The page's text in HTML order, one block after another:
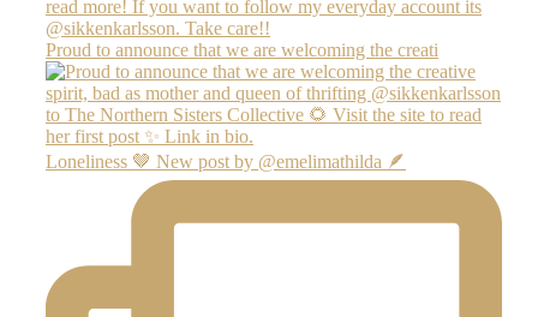
Proud to announce that we are welcoming the creati
Loneliness 🤎 New post by @emelimathilda 🪶